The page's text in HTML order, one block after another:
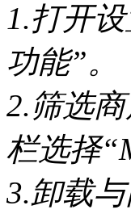
1.打开
功能”。
2.筛选
栏选择
3.卸载